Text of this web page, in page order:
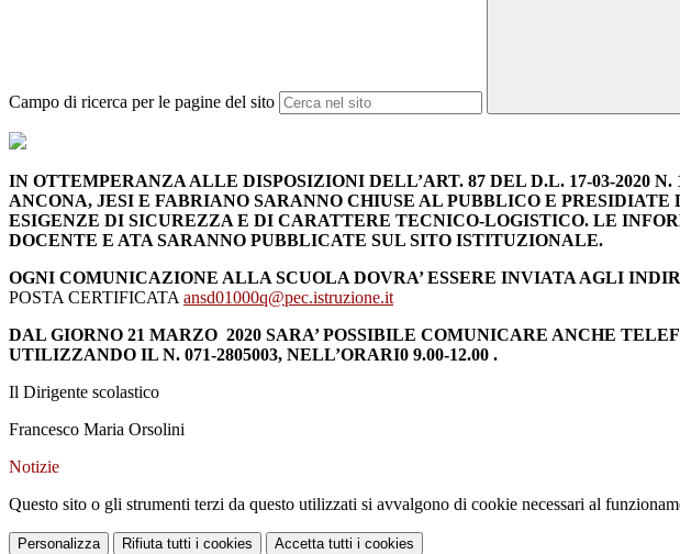
Campo di ricerca per le pagine del sito
IN OTTEMPERANZA ALLE DISPOSIZIONI DELL’ART. 87 DEL D.L. 17-03-2020
ANCONA, JESI E FABRIANO SARANNO CHIUSE AL PUBBLICO E
ESIGENZE DI SICUREZZA E DI CARATTERE TECNICO-LOGISTICO. LE
DOCENTE E ATA SARANNO PUBBLICATE SUL SITO ISTITUZIONALE.
OGNI COMUNICAZIONE ALLA SCUOLA DOVRA’ ESSERE INVIATA AGLI
POSTA CERTIFICATA ansd01000q@pec.istruzione.it
DAL GIORNO 21 MARZO 2020 SARA’ POSSIBILE COMUNICARE ANCHE
UTILIZZANDO IL N. 071-2805003, NELL’ORARI0 9.00-12.00 .
Il Dirigente scolastico
Francesco Maria Orsolini
Notizie
Questo sito o gli strumenti terzi da questo utilizzati si avvalgono di cookie necessari al
Personalizza Rifiuta tutti i cookies Accetta tutti i cookies